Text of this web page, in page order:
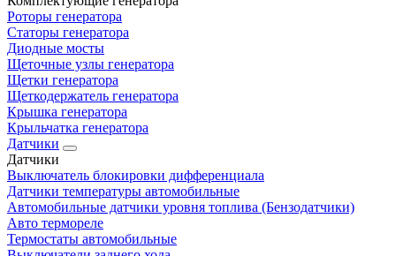
Роторы генератора
Статоры генератора
Диодные мосты
Щеточные узлы генератора
Щетки генератора
Щеткодержатель генератора
Крышка генератора
Крыльчатка генератора
Датчики
Датчики
Выключатель блокировки дифференциала
Датчики температуры автомобильные
Автомобильные датчики уровня топлива (Бензодатчики)
Авто термореле
Термостаты автомобильные